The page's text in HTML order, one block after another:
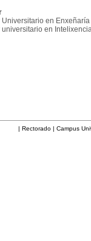
Universitario en
universitario en
| Rectorado | Campus